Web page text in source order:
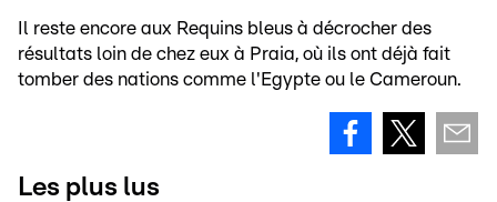
Il reste encore aux Requins bleus à décrocher des
résultats loin de chez eux à Praia, où ils ont déjà fait
tomber des nations comme l'Egypte ou le Cameroun.
Les plus lus